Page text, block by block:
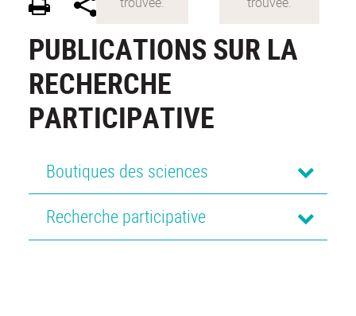
PUBLICATIONS SUR LA
RECHERCHE
PARTICIPATIVE
Boutiques des sciences
Recherche participative